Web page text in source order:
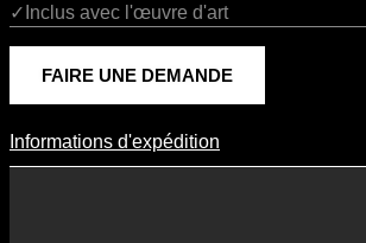
✓Inclus avec l'œuvre d'art
FAIRE UNE DEMANDE
Informations D'expédition
Informations d'expédition